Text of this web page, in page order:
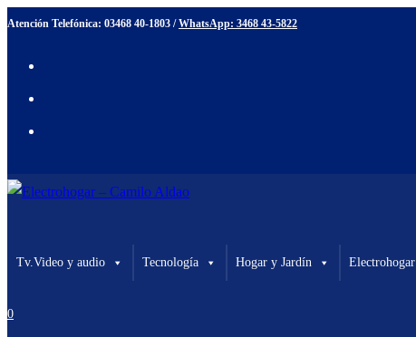
Ir
contenido
Atención Telefónica: 03468 40-1803 /WhatsApp: 3468 43-5822
Tv.Video y audio Tecnología Hogar y Jardín Electrohogar
0